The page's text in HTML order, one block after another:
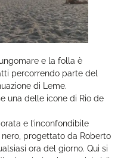
e la folla è
percorrendo parte del
di Leme.
una delle icone di Rio de
e l’inconfondibile
progettato da Roberto
ora del giorno. Qui si